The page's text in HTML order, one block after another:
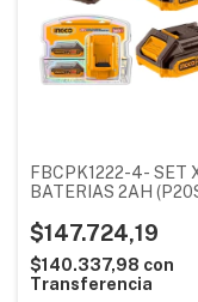
FBCPK1222-4- SET
BATERIAS 2AH
INDUSTRIAL INGCO
$147.724,19
$140.337,98 con
Transferencia